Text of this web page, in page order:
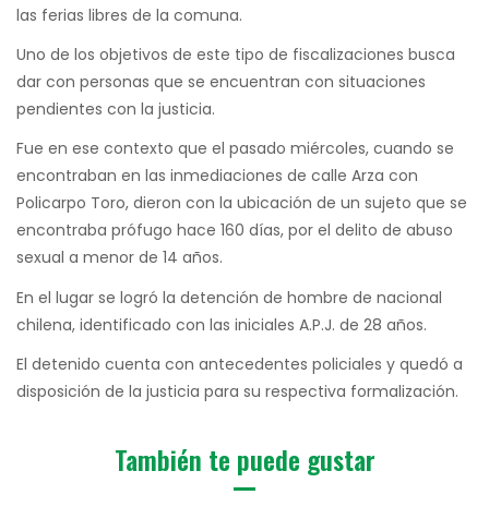
las ferias libres de la comuna.
Uno de los objetivos de este tipo de fiscalizaciones busca
dar con personas que se encuentran con situaciones
pendientes con la justicia.
Fue en ese contexto que el pasado miércoles, cuando se
encontraban en las inmediaciones de calle Arza con
Policarpo Toro, dieron con la ubicación de un sujeto que se
encontraba prófugo hace 160 días, por el delito de abuso
sexual a menor de 14 años.
En el lugar se logró la detención de hombre de nacional
chilena, identificado con las iniciales A.P.J. de 28 años.
El detenido cuenta con antecedentes policiales y quedó a
disposición de la justicia para su respectiva formalización.
También te puede gustar